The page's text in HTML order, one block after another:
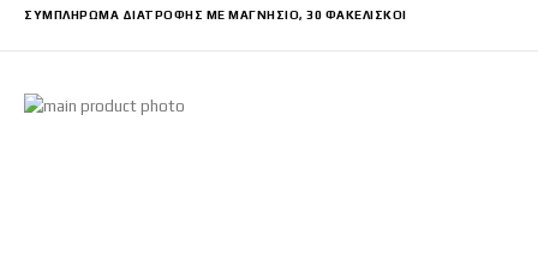
ΣΥΜΠΛΉΡΩΜΑ ΔΙΑΤΡΟΦΉΣ ΜΕ ΜΑΓΝΉΣΙΟ, 30 ΦΑΚΕΛΊΣΚΟΙ
Μετάβαση